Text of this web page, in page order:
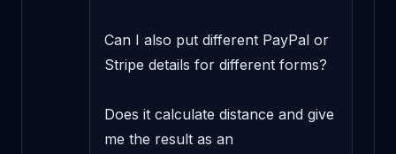
Can I also put different PayPal or
Stripe details for different forms?
Does it calculate distance and give
me the result as an